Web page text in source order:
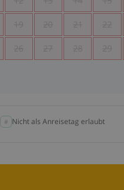
19 20 21 22
26 27 28 29
Nicht als Anreisetag erlaubt